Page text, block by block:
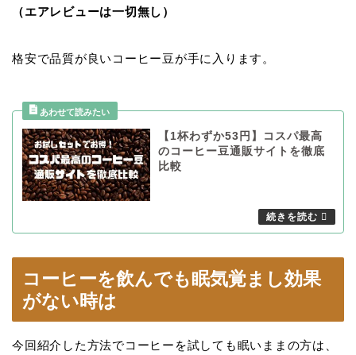
（エアレビューは一切無し）
格安で品質が良いコーヒー豆が手に入ります。
【1杯わずか53円】コスパ最高
のコーヒー豆通販サイトを徹底
比較
コーヒーを飲んでも眠気覚まし効果
がない時は
今回紹介した方法でコーヒーを試しても眠いままの方は、